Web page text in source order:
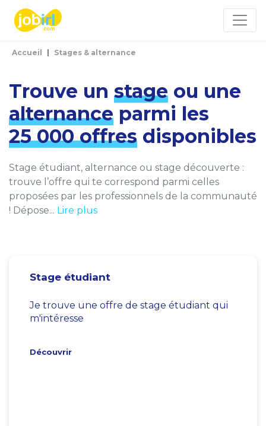
Accueil Stages & alternance
Trouve un stage ou une
alternance parmi les
25 000 offres disponibles
Stage étudiant, alternance ou stage découverte :
trouve l’offre qui te correspond parmi celles
proposées par les professionnels de la communauté
! Dépose... Lire plus
Stage étudiant
Je trouve une offre de stage étudiant qui
m'intéresse
Découvrir
Panneau de gestion des cookies